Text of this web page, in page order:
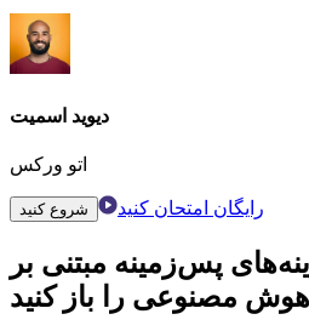
دیوید اسمیت
اتو ورکس
شروع کنید رایگان امتحان کنید
پس‌زمینه مبتنی بر
هوش مصنوعی را باز کنید